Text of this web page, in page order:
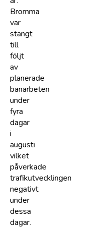
Bromma
var
stängt
till
följt
av
planerade
banarbeten
under
fyra
dagar
i
augusti
vilket
påverkade
trafikutvecklingen
negativt
under
dessa
dagar.